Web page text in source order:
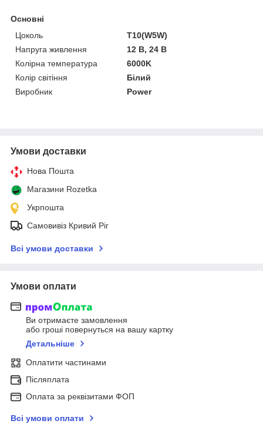
Основні
Цоколь
T10(W5W)
Напруга живлення
12 В, 24 В
Колірна температура
6000K
Колір світіння
Білий
Виробник
Power
Умови доставки
Нова Пошта
Магазини Rozetka
Укрпошта
Самовивіз Кривий Ріг
Всі умови доставки
Умови оплати
Ви отримаєте замовлення
або гроші повернуться на вашу картку
Детальніше
Оплатити частинами
Післяплата
Оплата за реквізитами ФОП
Всі умови оплати